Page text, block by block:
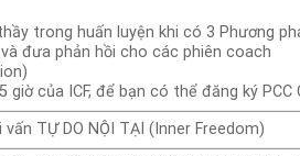
trong huấn luyện khi có 3 Phương
đưa phản hồi cho các phiên coach
giờ của ICF, để bạn có thể đăng ký PCC
vấn TỰ DO NỘI TẠI (Inner Freedom)